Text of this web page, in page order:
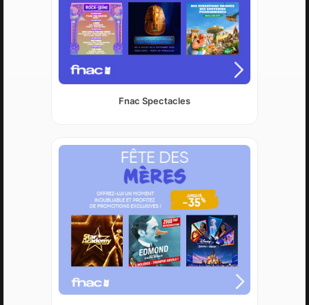
Fnac Spectacles